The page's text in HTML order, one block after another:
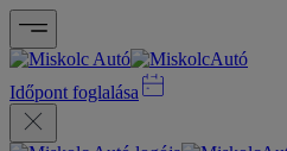
Időpont foglalása